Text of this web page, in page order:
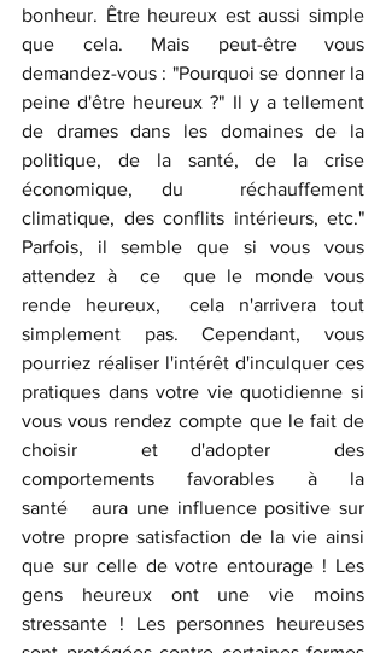
bonheur. Être heureux est aussi simple
que cela. Mais peut-être vous
demandez-vous : "Pourquoi se donner la
peine d'être heureux ?" Il y a tellement
de drames dans les domaines de la
politique,   de   la   santé,   de   la   crise
économique, du  réchauffement
climatique, des conflits intérieurs, etc."
Parfois, il semble que si vous vous
attendez à  ce  que le monde vous
rende heureux,  cela n'arrivera tout
simplement pas. Cependant, vous
pourriez réaliser l'intérêt d'inculquer ces
pratiques dans votre vie quotidienne si
vous vous rendez compte que le fait de
choisir  et d'adopter  des
comportements   favorables   à   la
santé   aura une influence positive sur
votre propre satisfaction de la vie ainsi
que sur celle de votre entourage ! Les
gens heureux ont une vie moins
stressante ! Les personnes heureuses